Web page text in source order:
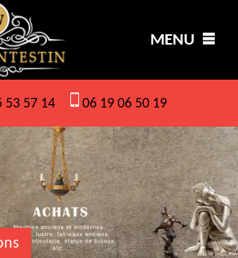
MENU
53 57 14 06 19 06 50 19